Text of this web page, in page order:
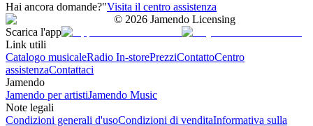
Hai ancora domande?"Visita il centro assistenza
© 2026 Jamendo Licensing
Scarica l'app
Link utili
Catalogo musicaleRadio In-storePrezziContattoCentro
assistenzaContattaci
Jamendo
Jamendo per artistiJamendo Music
Note legali
Condizioni generali d'usoCondizioni di venditaInformativa sulla